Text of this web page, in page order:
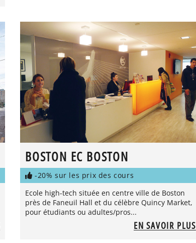
BOSTON EC BOSTON
-20% sur les prix des cours
Ecole high-tech située en centre ville de Boston
près de Faneuil Hall et du célèbre Quincy Market,
pour étudiants ou adultes/pros...
EN SAVOIR PLUS